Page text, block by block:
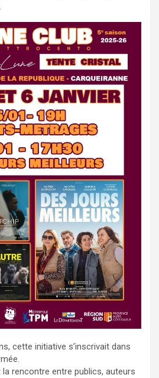
cette initiative s’inscrivait dans
rencontre entre publics, auteurs